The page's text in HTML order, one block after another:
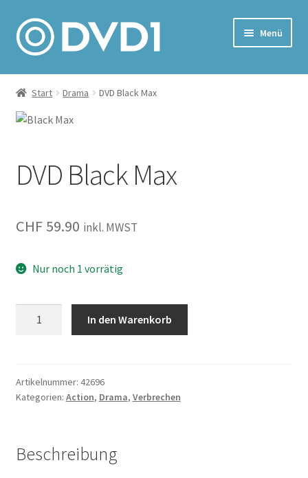
Zur
Navigation
springen
Zum
Inhalt
springen
Menü
Home
Versand & Lieferung
Start Drama DVD Black Max
DVD Black Max
CHF59.90 inkl. MWST
Nur noch 1 vorrätig
In den Warenkorb
Artikelnummer: 42696
Kategorien: Action, Drama, Verbrechen
Beschreibung